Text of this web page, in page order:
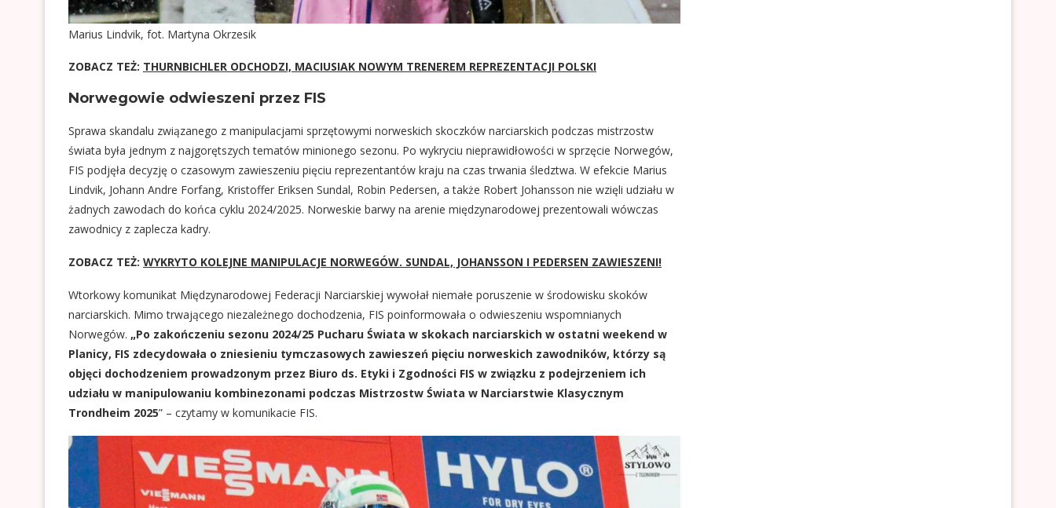
Marius Lindvik, fot. Martyna Okrzesik
ZOBACZ TEŻ: THURNBICHLER ODCHODZI, MACIUSIAK NOWYM TRENEREM REPREZENTACJI POLSKI
Norwegowie odwieszeni przez FIS
Sprawa skandalu związanego z manipulacjami sprzętowymi norweskich skoczków narciarskich podczas mistrzostw
świata była jednym z najgorętszych tematów minionego sezonu. Po wykryciu nieprawidłowości w sprzęcie Norwegów,
FIS podjęła decyzję o czasowym zawieszeniu pięciu reprezentantów kraju na czas trwania śledztwa. W efekcie Marius
Lindvik, Johann Andre Forfang, Kristoffer Eriksen Sundal, Robin Pedersen, a także Robert Johansson nie wzięli udziału w
żadnych zawodach do końca cyklu 2024/2025. Norweskie barwy na arenie międzynarodowej prezentowali wówczas
zawodnicy z zaplecza kadry.
ZOBACZ TEŻ: WYKRYTO KOLEJNE MANIPULACJE NORWEGÓW. SUNDAL, JOHANSSON I PEDERSEN ZAWIESZENI!
Wtorkowy komunikat Międzynarodowej Federacji Narciarskiej wywołał niemałe poruszenie w środowisku skoków
narciarskich. Mimo trwającego niezależnego dochodzenia, FIS poinformowała o odwieszeniu wspomnianych
Norwegów. „Po zakończeniu sezonu 2024/25 Pucharu Świata w skokach narciarskich w ostatni weekend w
Planicy, FIS zdecydowała o zniesieniu tymczasowych zawieszeń pięciu norweskich zawodników, którzy są
objęci dochodzeniem prowadzonym przez Biuro ds. Etyki i Zgodności FIS w związku z podejrzeniem ich
udziału w manipulowaniu kombinezonami podczas Mistrzostw Świata w Narciarstwie Klasycznym
Trondheim 2025” – czytamy w komunikacie FIS.